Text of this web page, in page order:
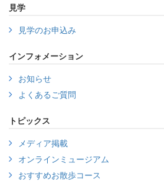
見学
見学のお申込み
インフォメーション
お知らせ
よくあるご質問
トピックス
メディア掲載
オンラインミュージアム
おすすめお散歩コース